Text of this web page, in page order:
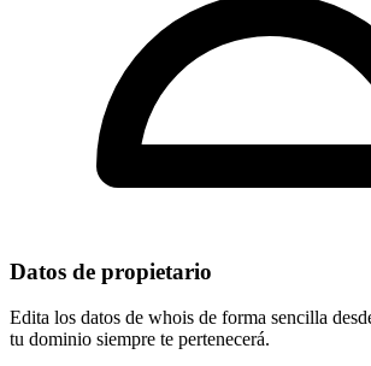
Datos de propietario
Edita los datos de whois de forma sencilla
tu dominio siempre te pertenecerá.